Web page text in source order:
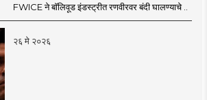
FWICE ने बॉलिवूड इंडस्ट्रीत रणवीरवर बंदी घालण्याचे ..
२६ मे २०२६